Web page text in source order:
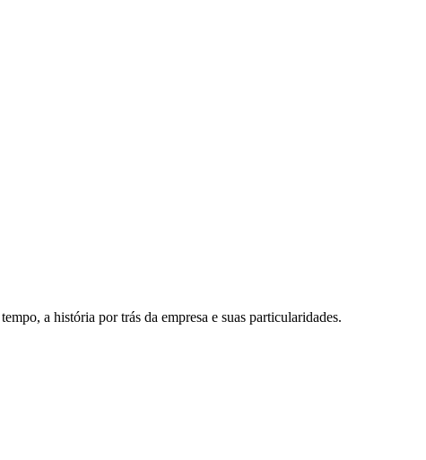
a história por trás da empresa e suas particularidades.